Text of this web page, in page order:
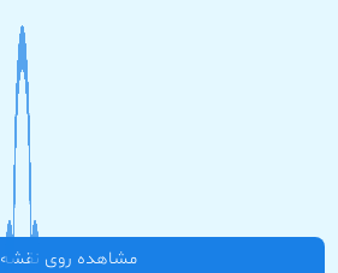
مشاهده روی نقشه